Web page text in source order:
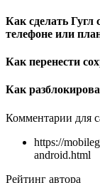
Как сделать Гугл
телефоне или
Как перенести
Как
Комментарии для
https://
android.html
Рейтинг автора